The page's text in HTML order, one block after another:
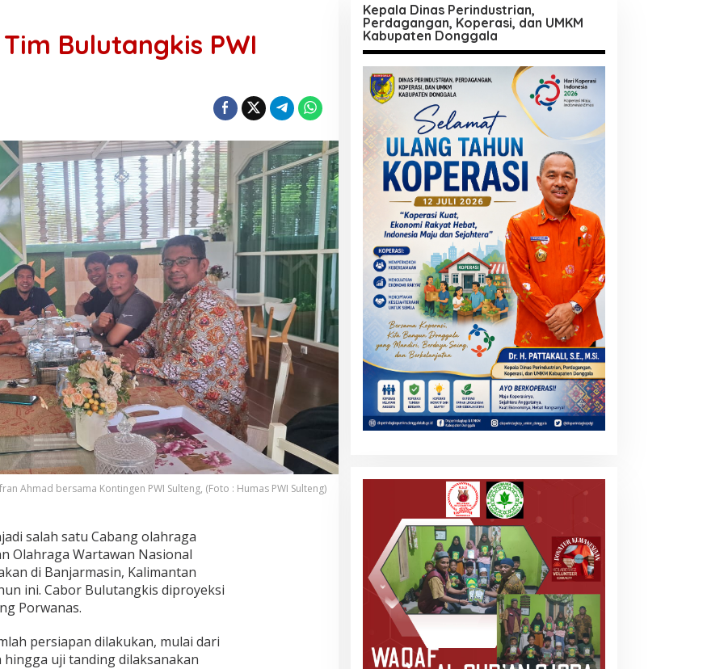
Bulutangkis PWI
Ahmad bersama Kontingen PWI Sulteng, (Foto : Humas PWI Sulteng)
salah satu Cabang olahraga
Olahraga Wartawan Nasional
di Banjarmasin, Kalimantan
ini. Cabor Bulutangkis diproyeksi
Porwanas.
persiapan dilakukan, mulai dari
uji tanding dilaksanakan
Kepala Dinas Perindustrian,
Perdagangan, Koperasi, dan UMKM
Kabupaten Donggala